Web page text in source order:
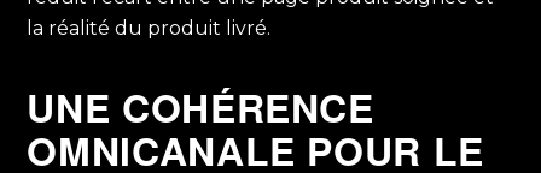
la réalité du produit livré.
UNE COHÉRENCE
OMNICANALE POUR LE